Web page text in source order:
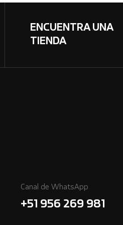
ENCUENTRA UNA
TIENDA
Canal de WhatsApp
+51 956 269 981